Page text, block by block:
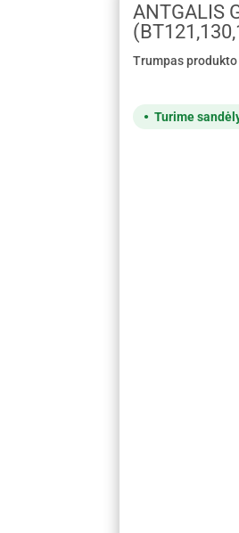
ANTGALIS
Trumpas
Turime